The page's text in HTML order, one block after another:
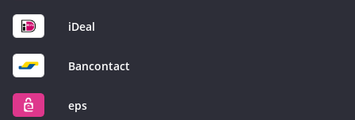
iDeal
Bancontact
eps